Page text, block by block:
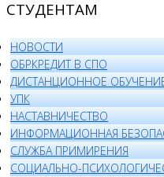
СТУДЕНТАМ
НОВОСТИ
ОБРКРЕДИТ В СПО
ДИСТАНЦИОННОЕ
УПК
НАСТАВНИЧЕСТВО
ИНФОРМАЦИОННАЯ
СЛУЖБА ПРИМИРЕНИЯ
СОЦИАЛЬНО-